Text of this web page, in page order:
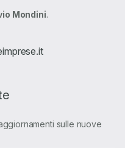
Mondini.
sulle nuove